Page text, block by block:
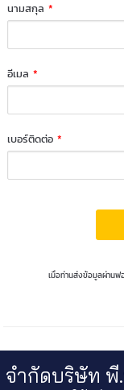
นามสกุล*
อีเมล*
เบอร์ติดต่อ*
เมื่อท่านส่งข้อมูลผ่านฟ
จำกัดบริษัท พี